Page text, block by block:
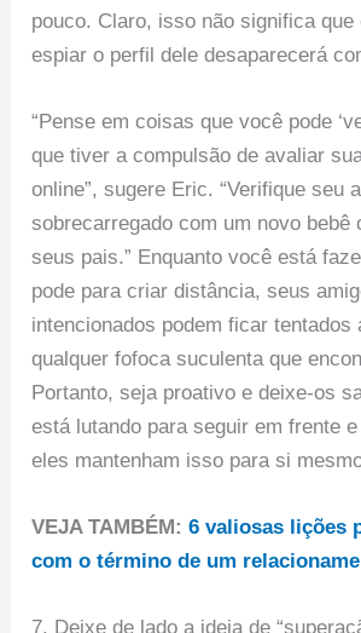
pouco. Claro, isso não significa que
espiar o perfil dele desaparecerá
“Pense em coisas que você pode
que tiver a compulsão de avaliar
online”, sugere Eric. “Verifique seu
sobrecarregado com um novo bebê
seus pais.” Enquanto você está
pode para criar distância, seus
intencionados podem ficar tentados
qualquer fofoca suculenta que
Portanto, seja proativo e deixe-os
está lutando para seguir em frente
eles mantenham isso para si
VEJA TAMBÉM:6 valiosas lições
com o término de um
7. Deixe de lado a ideia de